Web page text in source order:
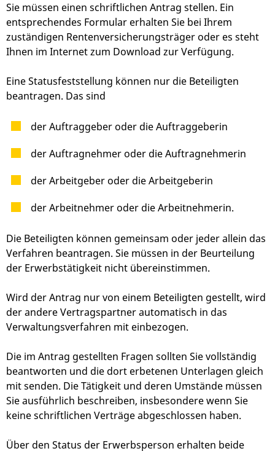
Sie müssen einen schriftlichen Antrag stellen. Ein
entsprechendes Formular erhalten Sie bei Ihrem
zuständigen Rentenversicherungsträger oder es steht
Ihnen im Internet zum Download zur Verfügung.
Eine Statusfeststellung können nur die Beteiligten
beantragen. Das sind
der Auftraggeber oder die Auftraggeberin
der Auftragnehmer oder die Auftragnehmerin
der Arbeitgeber oder die Arbeitgeberin
der Arbeitnehmer oder die Arbeitnehmerin.
Die Beteiligten können gemeinsam oder jeder allein das
Verfahren beantragen. Sie müssen in der Beurteilung
der Erwerbstätigkeit nicht übereinstimmen.
Wird der Antrag nur von einem Beteiligten gestellt, wird
der andere Vertragspartner automatisch in das
Verwaltungsverfahren mit einbezogen.
Die im Antrag gestellten Fragen sollten Sie vollständig
beantworten und die dort erbetenen Unterlagen gleich
mit senden. Die Tätigkeit und deren Umstände müssen
Sie ausführlich beschreiben, insbesondere wenn Sie
keine schriftlichen Verträge abgeschlossen haben.
Über den Status der Erwerbsperson erhalten beide